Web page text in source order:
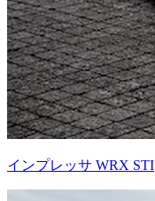
インプレッサ WRX STI